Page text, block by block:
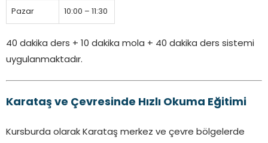
Pazar 10:00 – 11:30
40 dakika ders + 10 dakika mola + 40 dakika ders sistemi
uygulanmaktadır.
Karataş ve Çevresinde Hızlı Okuma Eğitimi
Kursburda olarak Karataş merkez ve çevre bölgelerde